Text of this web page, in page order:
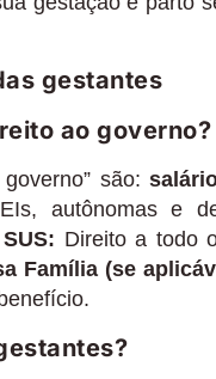
gestantes
ao governo?
governo” são:
autônomas e
Direito a todo
Família (se